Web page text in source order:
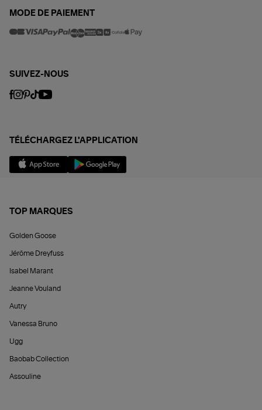
MODE DE PAIEMENT
SUIVEZ-NOUS
TÉLÉCHARGEZ L'APPLICATION
TOP MARQUES
Golden Goose
Jérôme Dreyfuss
Isabel Marant
Jeanne Vouland
Autry
Vanessa Bruno
Ugg
Baobab Collection
Assouline